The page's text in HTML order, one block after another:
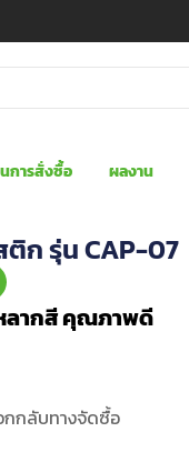
การสั่งซื้อ ผลงาน
ก รุ่น CAP-07
ลากสี คุณภาพดี
กกลับทางจัดซื้อ